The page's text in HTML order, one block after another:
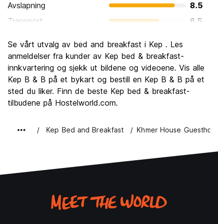
Avslapning
8.5
Transport
6.5
Kultur
Feste
5.5
Verdi for pengene
8.0
Se vårt utvalg av bed and breakfast i Kep . Les
anmeldelser fra kunder av Kep bed & breakfast-
innkvartering og sjekk ut bildene og videoene. Vis alle
Kep B & B på et bykart og bestill en Kep B & B på et
sted du liker. Finn de beste Kep bed & breakfast-
tilbudene på Hostelworld.com.
Kep Bed and Breakfast Khmer House